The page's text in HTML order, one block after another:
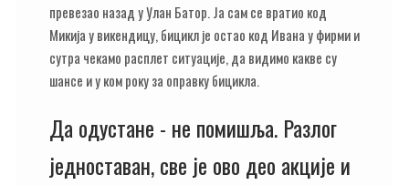
превезао назад у Улан Батор. Ја сам се вратио код
Микија у викендицу, бицикл је остао код Ивана у фирми и
сутра чекамо расплет ситуације, да видимо какве су
шансе и у ком року за оправку бицикла.
Да одустане - не помишља. Разлог
једноставан, све је ово део акције и